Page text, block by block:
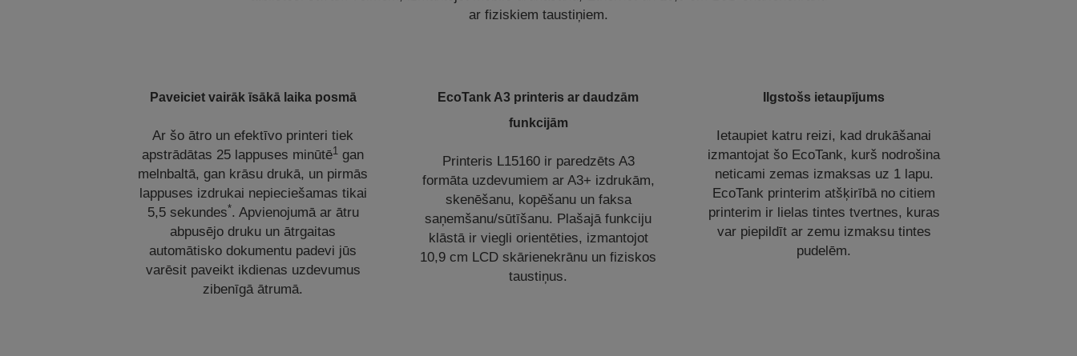
ar fiziskiem taustiņiem.
Paveiciet vairāk īsākā laika posmā
Ar šo ātro un efektīvo printeri tiek
apstrādātas 25 lappuses minūtē1 gan
melnbaltā, gan krāsu drukā, un pirmās
lappuses izdrukai nepieciešamas tikai
5,5 sekundes*. Apvienojumā ar ātru
abpusējo druku un ātrgaitas
automātisko dokumentu padevi jūs
varēsit paveikt ikdienas uzdevumus
zibenīgā ātrumā.
EcoTank A3 printeris ar daudzām
funkcijām
Printeris L15160 ir paredzēts A3
formāta uzdevumiem ar A3+ izdrukām,
skenēšanu, kopēšanu un faksa
saņemšanu/sūtīšanu. Plašajā funkciju
klāstā ir viegli orientēties, izmantojot
10,9 cm LCD skārienekrānu un fiziskos
taustiņus.
Ilgstošs ietaupījums
Ietaupiet katru reizi, kad drukāšanai
izmantojat šo EcoTank, kurš nodrošina
neticami zemas izmaksas uz 1 lapu.
EcoTank printerim atšķirībā no citiem
printerim ir lielas tintes tvertnes, kuras
var piepildīt ar zemu izmaksu tintes
pudelēm.